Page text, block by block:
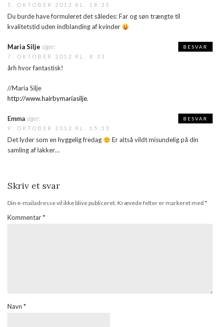
5. OKTOBER 2012 KL. 18:35
Du burde have formuleret det således: Far og søn trængte til
kvalitetstid uden indblanding af kvinder
Maria Silje siger:
7. OKTOBER 2012 KL. 8:33
årh hvor fantastisk!
//Maria Silje
http://www.hairbymariasilje.
BESVAR
Emmasiger:
9. OKTOBER 2012 KL. 15:53
Det lyder som en hyggelig fredag
Er altså vildt misundelig på din
samling af lakker…
BESVAR
Skriv et svar
Din e-mailadresse vil ikke blive publiceret. Krævede felter er markeret med *
Kommentar*
Navn *